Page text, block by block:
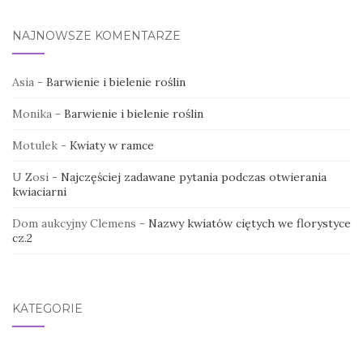
NAJNOWSZE KOMENTARZE
Asia - Barwienie i bielenie roślin
Monika - Barwienie i bielenie roślin
Motulek - Kwiaty w ramce
U Zosi - Najczęściej zadawane pytania podczas otwierania
kwiaciarni
Dom aukcyjny Clemens - Nazwy kwiatów ciętych we florystyce
cz.2
KATEGORIE